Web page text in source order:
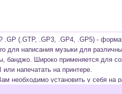
.GP (.GTP, .GP3, .GP4, .GP5) -
для написания музыки для
банджо. Широко применяется для
напечатать на принтере.
необходимо установить у себя на
её можно с официального